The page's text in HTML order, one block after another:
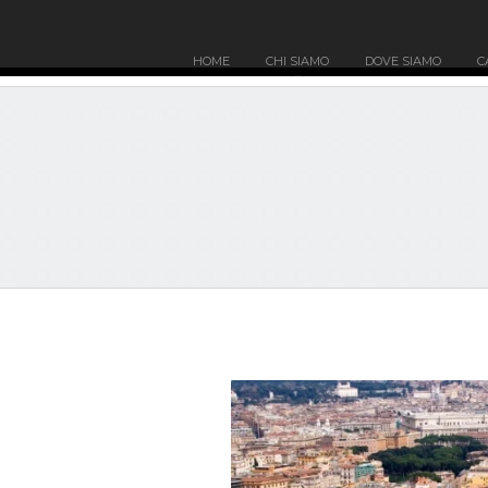
HOME CHI SIAMO DOVE SIAMO